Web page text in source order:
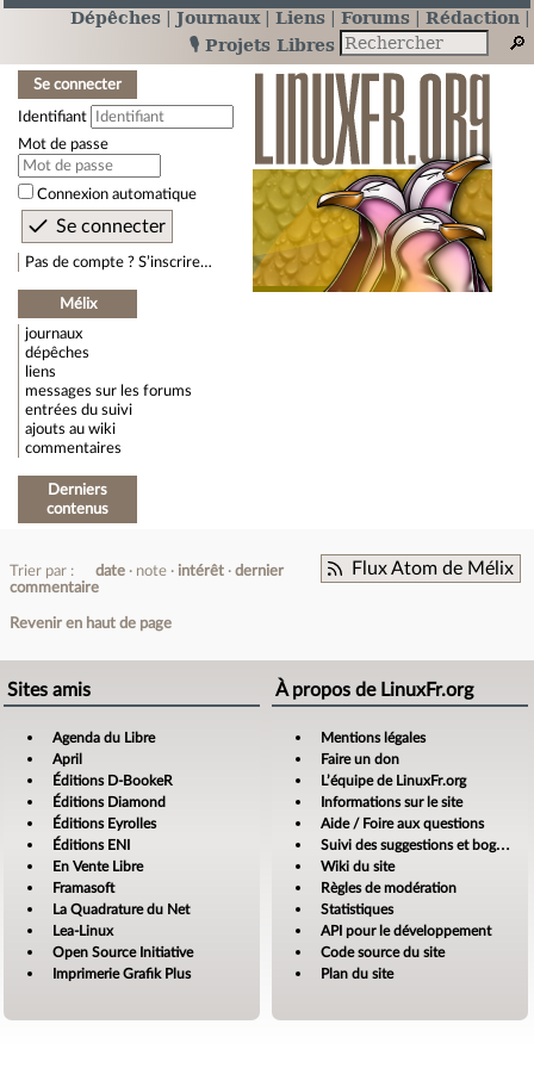
Dépêches Journaux Liens Forums
Rédaction
🎙️ Projets Libres
Se connecter
Identifiant
Mot de passe
Connexion automatique
Pas de compte ? S’inscrire…
Mélix
journaux
dépêches
liens
messages sur les forums
entrées du suivi
ajouts au wiki
commentaires
Derniers
contenus
Flux Atom de Mélix
Trier par : date note intérêt
dernier
commentaire
Revenir en haut de page
Sites amis
Agenda du Libre
April
Éditions D-BookeR
Éditions Diamond
Éditions Eyrolles
Éditions ENI
En Vente Libre
Framasoft
La Quadrature du Net
Lea-Linux
Open Source Initiative
Imprimerie Grafik Plus
À propos de LinuxFr.org
Mentions légales
Faire un don
L’équipe de LinuxFr.org
Informations sur le site
Aide / Foire aux questions
Suivi des suggestions et bogues
Wiki du site
Règles de modération
Statistiques
API pour le développement
Code source du site
Plan du site